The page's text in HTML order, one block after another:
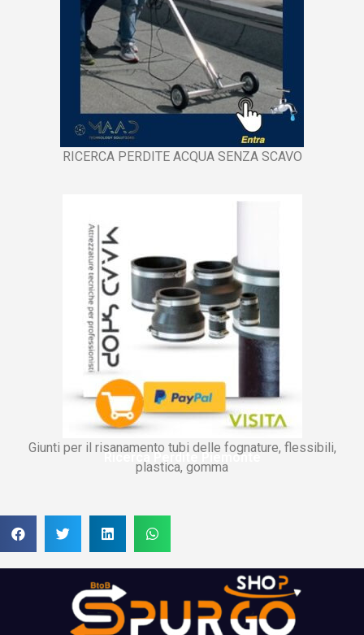
RICERCA PERDITE ACQUA SENZA SCAVO
Giunti per il risanamento tubi delle fognature, flessibili,
plastica, gomma
Ricerca Perdite Piemonte